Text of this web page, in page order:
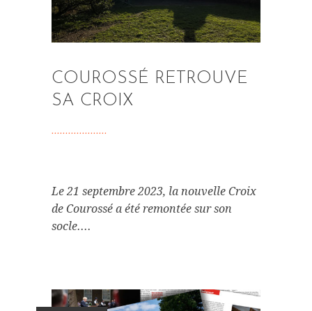
COUROSSÉ RETROUVE
SA CROIX
Le 21 septembre 2023, la nouvelle Croix
de Courossé a été remontée sur son
socle....